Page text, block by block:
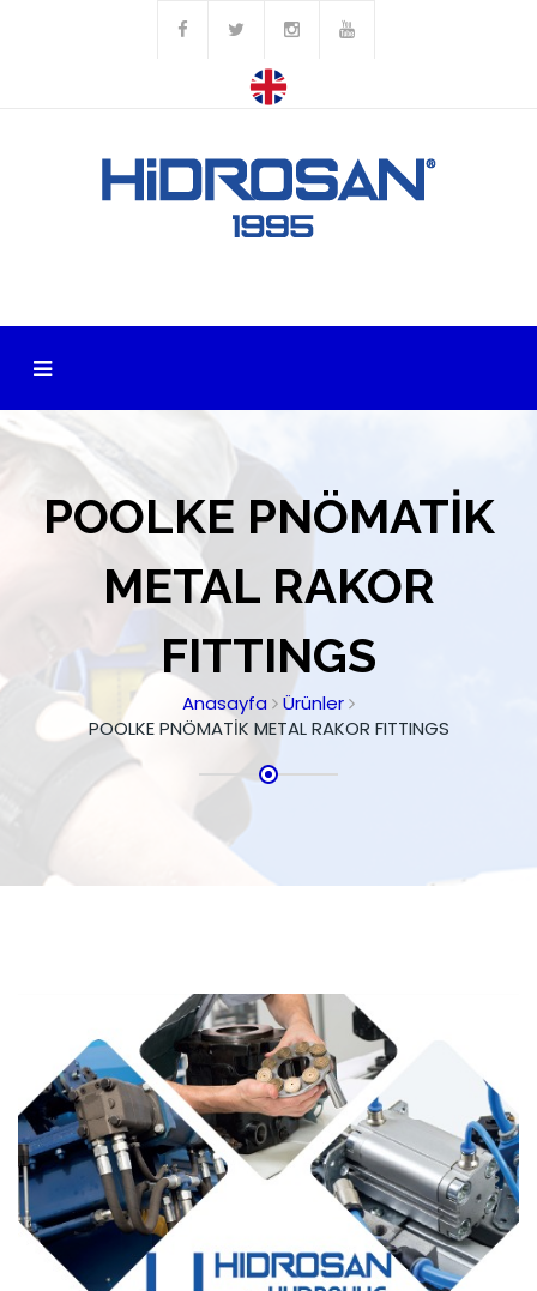
POOLKE PNÖMATİK
METAL RAKOR
FITTINGS
Anasayfa
Ürünler
POOLKE PNÖMATİK METAL RAKOR FITTINGS